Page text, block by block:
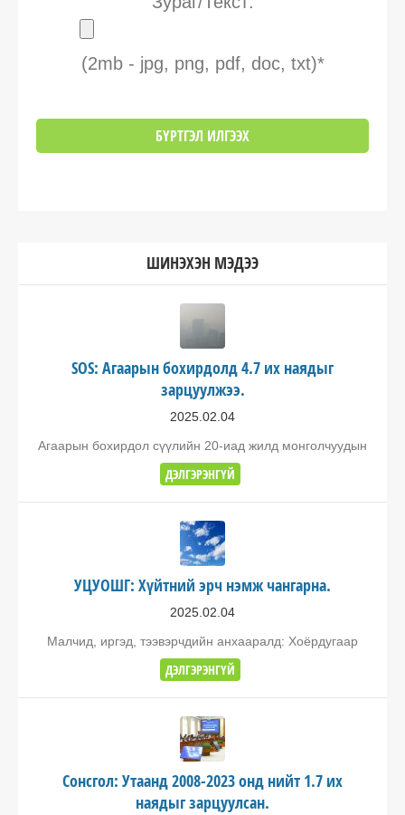
(2mb - jpg, png, pdf, doc, txt)*
ШИНЭХЭН МЭДЭЭ
SOS: Агаарын бохирдолд 4.7 их наядыг
зарцуулжээ.
2025.02.04
Агаарын бохирдол сүүлийн 20-иад жилд монголчуудын
ДЭЛГЭРЭНГҮЙ
УЦУОШГ: Хүйтний эрч нэмж чангарна.
2025.02.04
Малчид, иргэд, тээвэрчдийн анхааралд: Хоёрдугаар
ДЭЛГЭРЭНГҮЙ
Сонсгол: Утаанд 2008-2023 онд нийт 1.7 их
наядыг зарцуулсан.